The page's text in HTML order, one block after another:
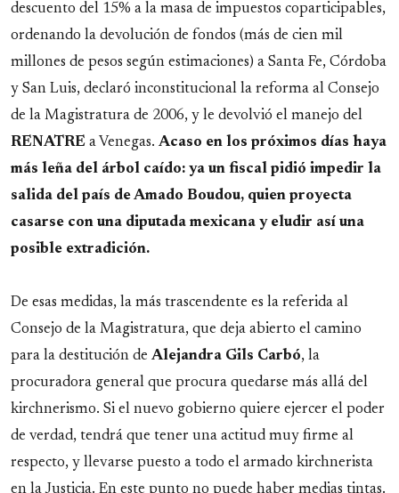
descuento del 15% a la masa de impuestos coparticipables,
ordenando la devolución de fondos (más de cien mil
millones de pesos según estimaciones) a Santa Fe, Córdoba
y San Luis, declaró inconstitucional la reforma al Consejo
de la Magistratura de 2006, y le devolvió el manejo del
RENATRE a Venegas. Acaso en los próximos días haya
más leña del árbol caído: ya un fiscal pidió impedir la
salida del país de Amado Boudou, quien proyecta
casarse con una diputada mexicana y eludir así una
posible extradición.
De esas medidas, la más trascendente es la referida al
Consejo de la Magistratura, que deja abierto el camino
para la destitución de Alejandra Gils Carbó, la
procuradora general que procura quedarse más allá del
kirchnerismo. Si el nuevo gobierno quiere ejercer el poder
de verdad, tendrá que tener una actitud muy firme al
respecto, y llevarse puesto a todo el armado kirchnerista
en la Justicia. En este punto no puede haber medias tintas.